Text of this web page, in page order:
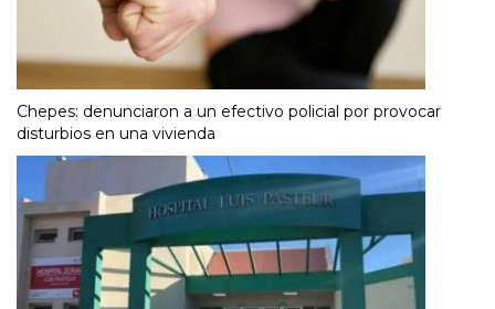
Chepes: denunciaron a un efectivo policial por provocar
disturbios en una vivienda